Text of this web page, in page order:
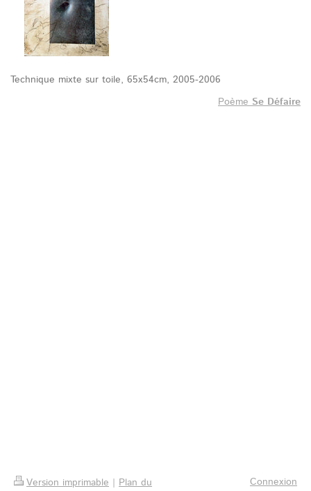
Technique mixte sur toile, 65x54cm, 2005-2006
PoèmeSe Défaire
Version imprimable | Plan du
Connexion